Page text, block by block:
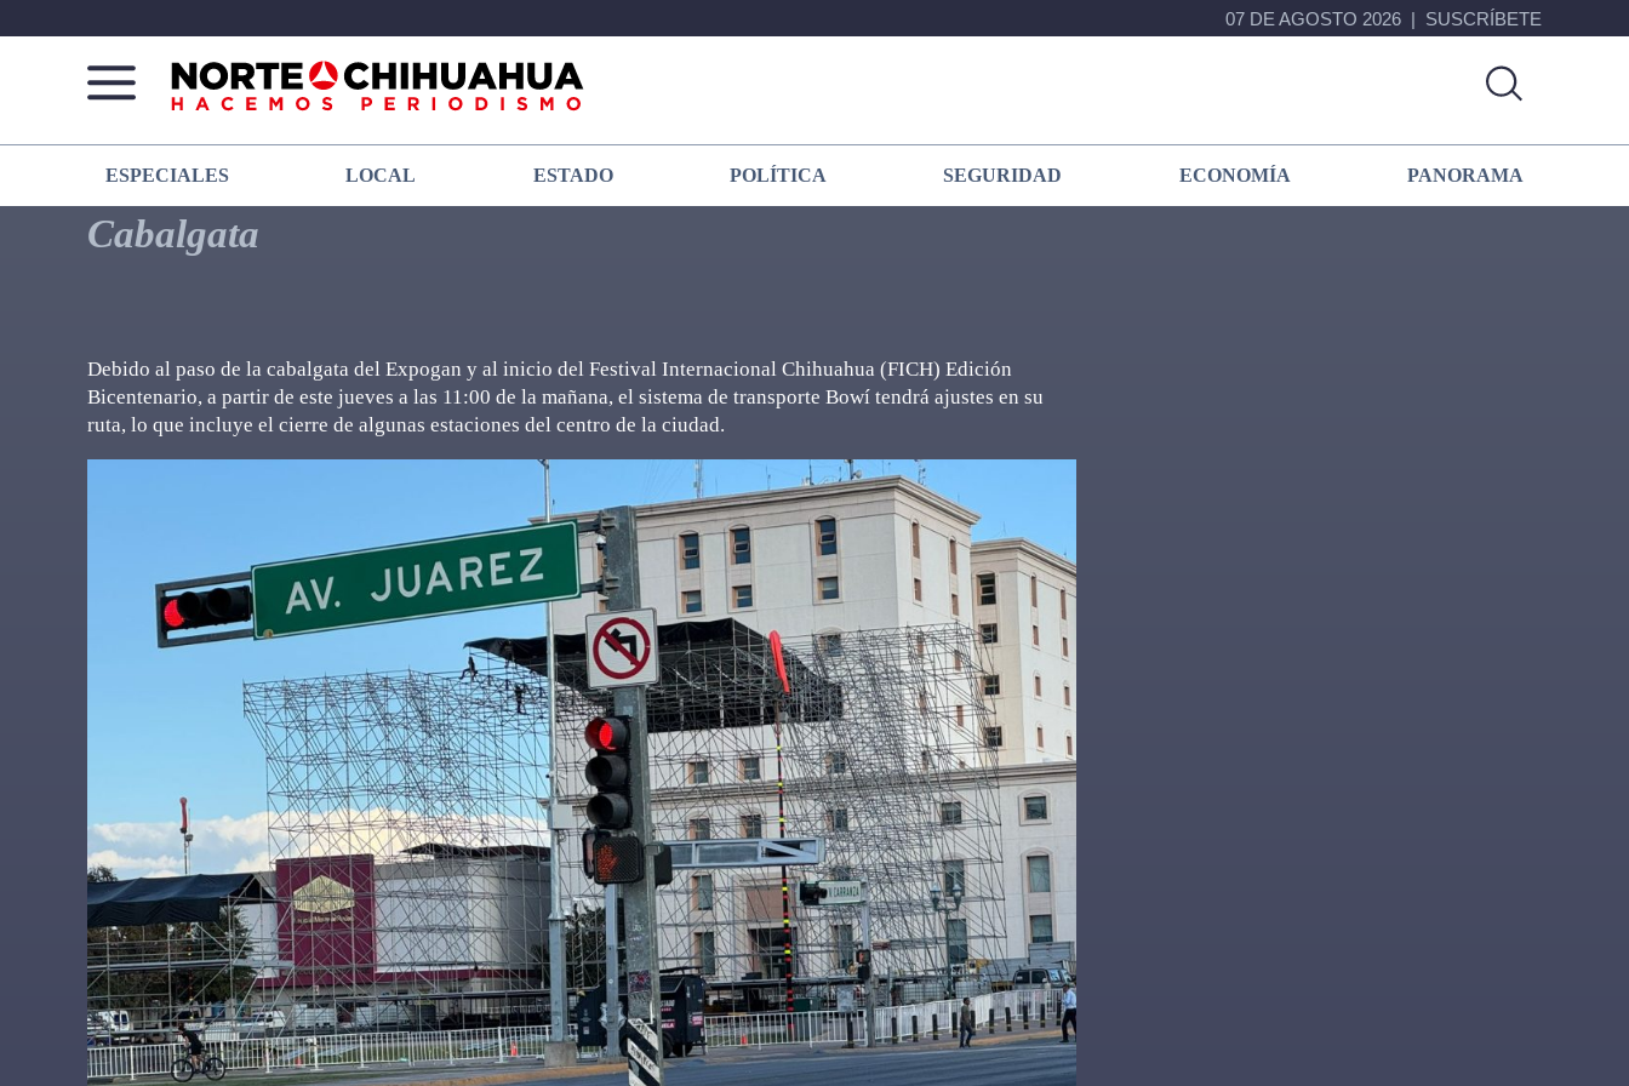
07 DE AGOSTO 2026 SUSCRÍBETE
Norte
De
Chihuahua
Más
que
noticias,
hacemos periodismo
ESPECIALES LOCAL ESTADO POLÍTICA SEGURIDAD ECONOMÍA PANORAMA
Cabalgata
Debido al paso de la cabalgata del Expogan y al inicio del Festival Internacional Chihuahua (FICH) Edición
Bicentenario, a partir de este jueves a las 11:00 de la mañana, el sistema de transporte Bowí tendrá ajustes en su
ruta, lo que incluye el cierre de algunas estaciones del centro de la ciudad.